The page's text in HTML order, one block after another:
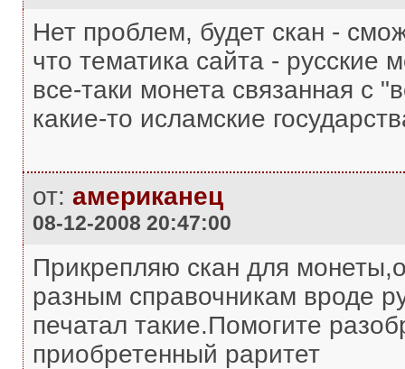
Нет проблем, будет скан -
что тематика сайта - русские
все-таки монета связанная с
какие-то исламские
от: американец
08-12-2008 20:47:00
Прикрепляю скан для
разным справочникам вроде
печатал такие.Помогите
приобретенный раритет